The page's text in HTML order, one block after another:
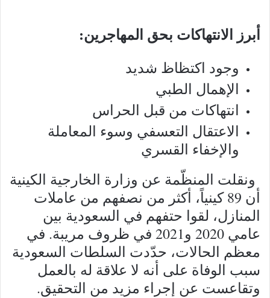
أبرز الانتهاكات بحق المهاجرين:
وجود اكتظاظ شديد
الإهمال الطبي
انتهاكات من قبل الحراس
الاعتقال التعسفي وسوء المعاملة
والإخفاء القسري
ونقلت المنظّمة عن وزارة الخارجية الكينية
أن 89 كينياً، أكثر من نصفهم من عاملات
المنازل، لقوا حتفهم في السعودية بين
عامي 2020 و2021 في ظروف مريبة. في
معظم الحالات، حدّدت السلطات السعودية
سبب الوفاة على أنه لا علاقة له بالعمل
وتقاعست عن إجراء مزيد من التحقيق.